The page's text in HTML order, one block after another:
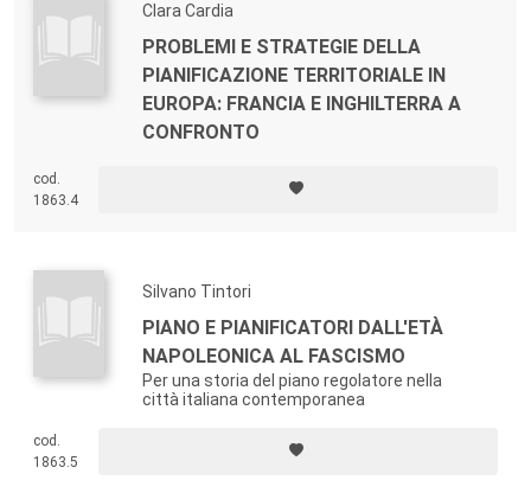
Clara Cardia
PROBLEMI E STRATEGIE DELLA
PIANIFICAZIONE TERRITORIALE IN
EUROPA: FRANCIA E INGHILTERRA A
CONFRONTO
cod.
1863.4
Silvano Tintori
PIANO E PIANIFICATORI DALL'ETÀ
NAPOLEONICA AL FASCISMO
Per una storia del piano regolatore nella
città italiana contemporanea
cod.
1863.5